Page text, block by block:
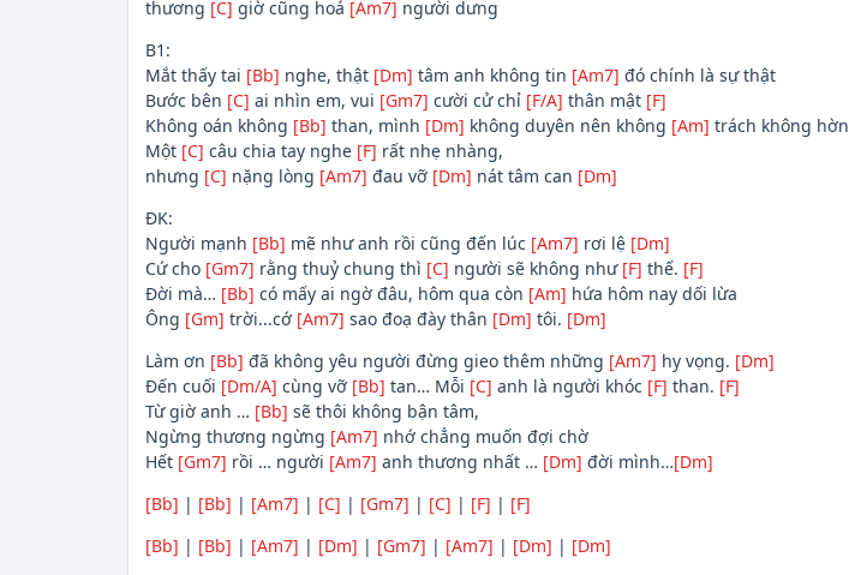
thương [C] giờ cũng hoá [Am7] người dưng
B1:
Mắt thấy tai [Bb] nghe, thật [Dm] tâm anh không tin [Am7] đó chính là sự thật
Bước bên [C] ai nhìn em, vui [Gm7] cười cử chỉ [F/A] thân mật [F]
Không oán không [Bb] than, mình [Dm] không duyên nên không [Am] trách không hờn
Một [C] câu chia tay nghe [F] rất nhẹ nhàng,
nhưng [C] nặng lòng [Am7] đau vỡ [Dm] nát tâm can [Dm]
ĐK:
Người mạnh [Bb] mẽ như anh rồi cũng đến lúc [Am7] rơi lệ [Dm]
Cứ cho [Gm7] rằng thuỷ chung thì [C] người sẽ không như [F] thế. [F]
Đời mà… [Bb] có mấy ai ngờ đâu, hôm qua còn [Am] hứa hôm nay dối lừa
Ông [Gm] trời...cớ [Am7] sao đoạ đày thân [Dm] tôi. [Dm]
Làm ơn [Bb] đã không yêu người đừng gieo thêm những [Am7] hy vọng. [Dm]
Đến cuối [Dm/A] cùng vỡ [Bb] tan… Mỗi [C] anh là người khóc [F] than. [F]
Từ giờ anh … [Bb] sẽ thôi không bận tâm,
Ngừng thương ngừng [Am7] nhớ chẳng muốn đợi chờ
Hết [Gm7] rồi … người [Am7] anh thương nhất … [Dm] đời mình…[Dm]
[Bb] | [Bb] | [Am7] | [C] | [Gm7] | [C] | [F] | [F]
[Bb] | [Bb] | [Am7] | [Dm] | [Gm7] | [Am7] | [Dm] | [Dm]